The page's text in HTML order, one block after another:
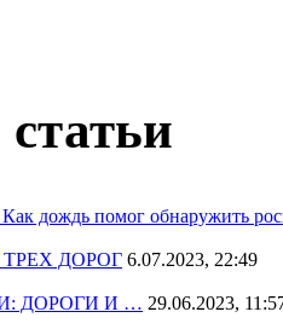
дождь помог обнаружить
ДОРОГ 6.07.2023, 22:49
ДОРОГИ И … 29.06.2023,